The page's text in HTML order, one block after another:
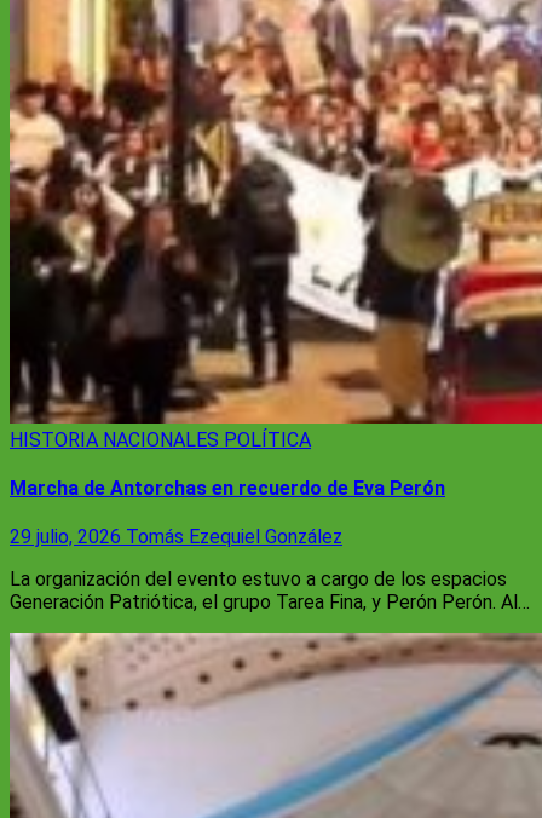
HISTORIA NACIONALES POLÍTICA
Marcha de Antorchas en recuerdo de Eva Perón
29 julio, 2026 Tomás Ezequiel González
La organización del evento estuvo a cargo de los espacios
Generación Patriótica, el grupo Tarea Fina, y Perón Perón. Al…